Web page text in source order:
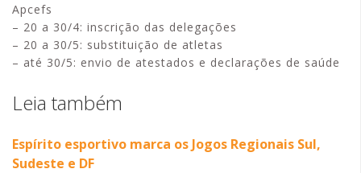
Apcefs
– 20 a 30/4: inscrição das delegações
– 20 a 30/5: substituição de atletas
– até 30/5: envio de atestados e declarações de saúde
Leia também
Espírito esportivo marca os Jogos Regionais Sul,
Sudeste e DF